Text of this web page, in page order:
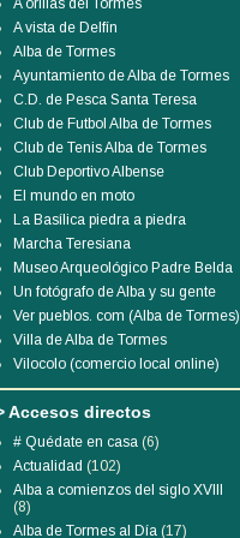
A orillas del Tormes
A vista de Delfín
Alba de Tormes
Ayuntamiento de Alba de Tormes
C.D. de Pesca Santa Teresa
Club de Futbol Alba de Tormes
Club de Tenis Alba de Tormes
Club Deportivo Albense
El mundo en moto
La Basílica piedra a piedra
Marcha Teresiana
Museo Arqueológico Padre Belda
Un fotógrafo de Alba y su gente
Ver pueblos. com (Alba de Tormes)
Villa de Alba de Tormes
Vilocolo (comercio local online)
Accesos directos
# Quédate en casa (6)
Actualidad (102)
Alba a comienzos del siglo XVIII
(8)
Alba de Tormes al Día (17)